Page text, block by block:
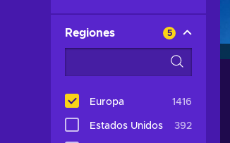
Regiones 5
Europa 1416
Estados Unidos 392